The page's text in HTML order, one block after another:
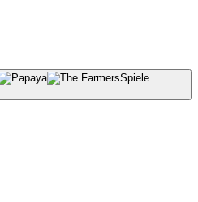
Spiele